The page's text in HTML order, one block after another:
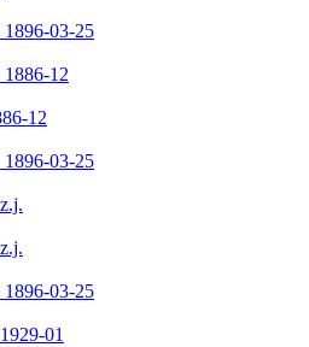
1896-03-25
1886-12
12
1896-03-25
1896-03-25
01